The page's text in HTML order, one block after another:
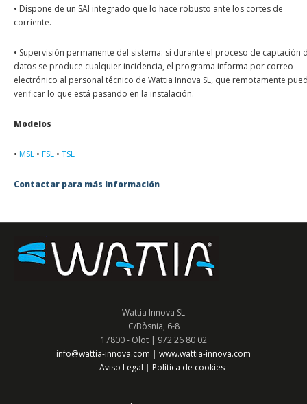
• Dispone de un SAI integrado que lo hace robusto ante los cortes de
corriente.
• Supervisión permanente del sistema: si durante el proceso de captación
datos se produce cualquier incidencia, el programa informa por correo
electrónico al personal técnico de Wattia Innova SL, que remotamente
verificar lo que está pasando en la instalación.
Modelos
• MSL • FSL • TSL
Contactar para más información
Wattia Innova SL
C/Bòsnia, 6-8
17800 - Olot | 972 26 80 02
info@wattia-innova.com | www.wattia-innova.com
Aviso Legal
Política de cookies